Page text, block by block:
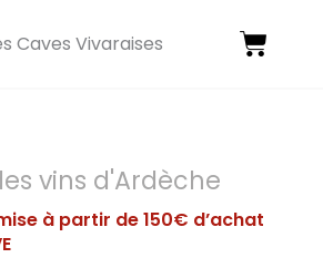
Caves Vivaraises
vins d'Ardèche
à partir de 150€ d’achat